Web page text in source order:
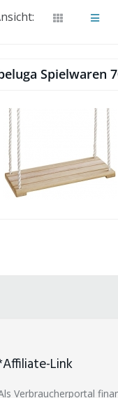
Spielwaren
Link
Verbraucherportal